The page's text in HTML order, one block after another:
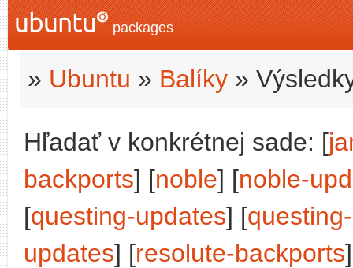
packages
» Ubuntu » Balíky »
Hľadať v konkrétnej sade: [
backports] [noble] [noble-
[questing-updates] [
updates] [resolute-backports